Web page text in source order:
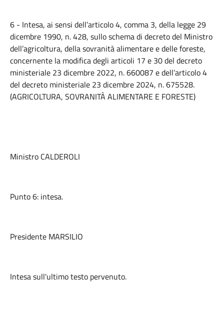
6 - Intesa, ai sensi dell’articolo 4, comma 3, della legge 29
dicembre 1990, n. 428, sullo schema di decreto del Ministro
dell’agricoltura, della sovranità alimentare e delle foreste,
concernente la modifica degli articoli 17 e 30 del decreto
ministeriale 23 dicembre 2022, n. 660087 e dell’articolo 4
del decreto ministeriale 23 dicembre 2024, n. 675528.
(AGRICOLTURA, SOVRANITÀ ALIMENTARE E FORESTE)
Ministro CALDEROLI
Punto 6: intesa.
Presidente MARSILIO
Intesa sull'ultimo testo pervenuto.